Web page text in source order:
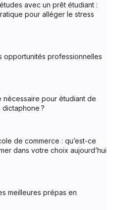
avec un prêt étudiant :
pour alléger le stress
opportunités professionnelles
nécessaire pour étudiant de
dictaphone ?
de commerce : qu’est-ce
dans votre choix aujourd’hui
meilleures prépas en